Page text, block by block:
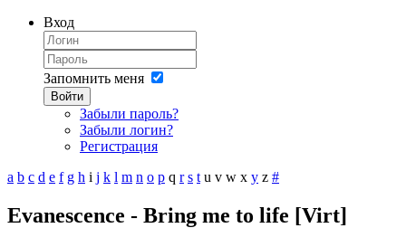
Вход
Запомнить меня
Войти
Забыли пароль?
Забыли логин?
Регистрация
a b c d e f g h i j k l m n o p q r s t u v w x y z #
Evanescence - Bring me to life [Virt]